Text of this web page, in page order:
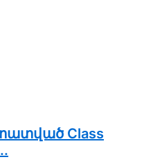
Class